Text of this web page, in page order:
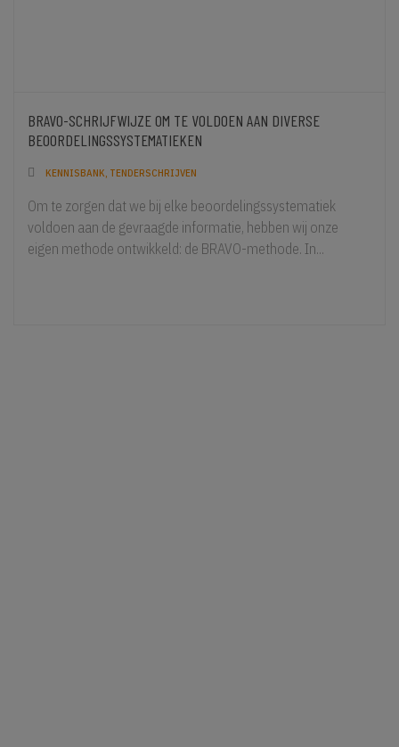
BRAVO-SCHRIJFWIJZE OM TE VOLDOEN AAN DIVERSE
BEOORDELINGSSYSTEMATIEKEN
KENNISBANK, TENDERSCHRIJVEN
Om te zorgen dat we bij elke beoordelingssystematiek
voldoen aan de gevraagde informatie, hebben wij onze
eigen methode ontwikkeld: de BRAVO-methode. In...